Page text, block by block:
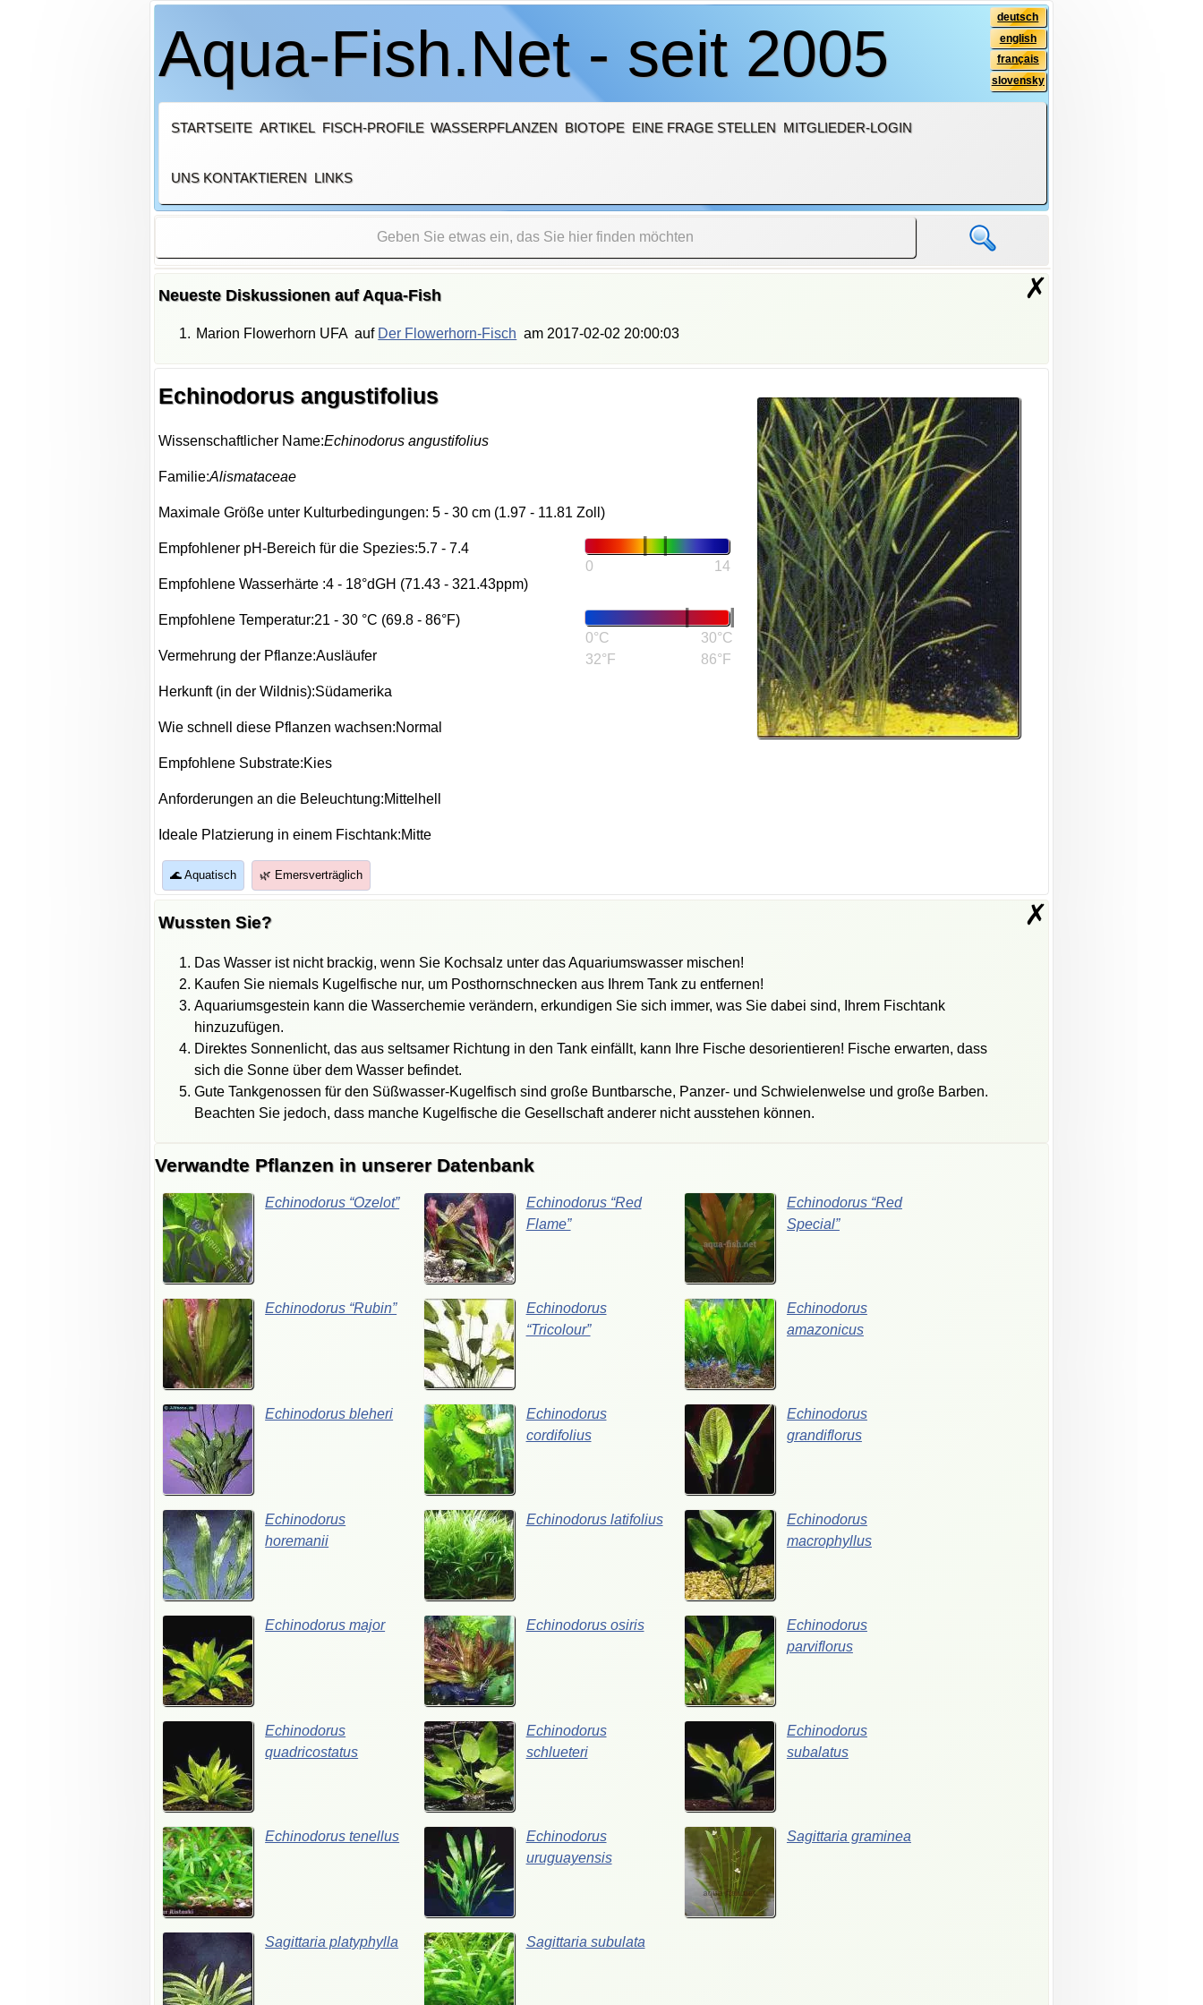
Aqua-Fish.Net - seit 2005
deutsch
english
français
slovensky
STARTSEITE ARTIKEL FISCH-PROFILE WASSERPFLANZEN BIOTOPE EINE FRAGE STELLEN MITGLIEDER-LOGIN
UNS KONTAKTIEREN LINKS
Neueste Diskussionen auf Aqua-Fish ✗
Marion Flowerhorn UFA auf Der Flowerhorn-Fisch am 2017-02-02 20:00:03
Echinodorus angustifolius
Wissenschaftlicher Name:Echinodorus angustifolius
Familie:Alismataceae
Maximale Größe unter Kulturbedingungen: 5 - 30 cm (1.97 - 11.81 Zoll)
0 14
Empfohlener pH-Bereich für die Spezies:5.7 - 7.4
Empfohlene Wasserhärte :4 - 18°dGH (71.43 - 321.43ppm)
0°C
32°F
30°C
86°F
Empfohlene Temperatur:21 - 30 °C (69.8 - 86°F)
Vermehrung der Pflanze:Ausläufer
Herkunft (in der Wildnis):Südamerika
Wie schnell diese Pflanzen wachsen:Normal
Empfohlene Substrate:Kies
Anforderungen an die Beleuchtung:Mittelhell
Ideale Platzierung in einem Fischtank:Mitte
🌊 Aquatisch 🌿 Emersverträglich
✗
Wussten Sie?
Das Wasser ist nicht brackig, wenn Sie Kochsalz unter das Aquariumswasser mischen!
Kaufen Sie niemals Kugelfische nur, um Posthornschnecken aus Ihrem Tank zu entfernen!
Aquariumsgestein kann die Wasserchemie verändern, erkundigen Sie sich immer, was Sie dabei sind, Ihrem Fischtank
hinzuzufügen.
Direktes Sonnenlicht, das aus seltsamer Richtung in den Tank einfällt, kann Ihre Fische desorientieren! Fische erwarten, dass
sich die Sonne über dem Wasser befindet.
Gute Tankgenossen für den Süßwasser-Kugelfisch sind große Buntbarsche, Panzer- und Schwielenwelse und große Barben.
Beachten Sie jedoch, dass manche Kugelfische die Gesellschaft anderer nicht ausstehen können.
Verwandte Pflanzen in unserer Datenbank
Echinodorus “Ozelot”
Echinodorus “Red
Flame”
Echinodorus “Red
Special”
Echinodorus “Rubin”
Echinodorus
“Tricolour”
Echinodorus
amazonicus
Echinodorus bleheri
Echinodorus
cordifolius
Echinodorus
grandiflorus
Echinodorus
horemanii
Echinodorus latifolius
Echinodorus
macrophyllus
Echinodorus major Echinodorus osiris
Echinodorus
parviflorus
Echinodorus
quadricostatus
Echinodorus
schlueteri
Echinodorus
subalatus
Echinodorus tenellus
Echinodorus
uruguayensis
Sagittaria graminea
Sagittaria platyphylla Sagittaria subulata